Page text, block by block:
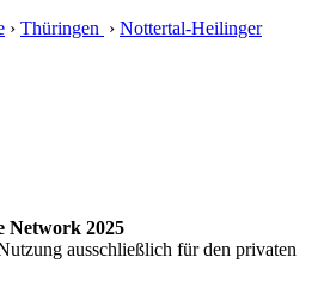
› Thüringen › Nottertal-Heilinger
Network 2025
ausschließlich für den privaten